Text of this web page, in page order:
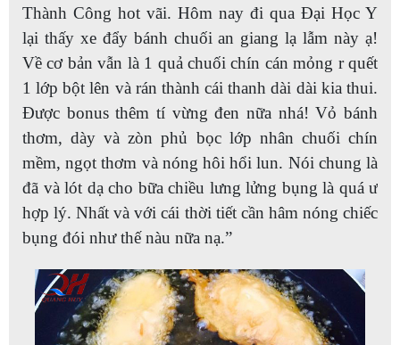
Thành Công hot vãi. Hôm nay đi qua Đại Học Y
lại thấy xe đẩy bánh chuối an giang lạ lẫm này ạ!
Về cơ bản vẫn là 1 quả chuối chín cán mỏng r quết
1 lớp bột lên và rán thành cái thanh dài dài kia thui.
Được bonus thêm tí vừng đen nữa nhá! Vỏ bánh
thơm, dày và zòn phủ bọc lớp nhân chuối chín
mềm, ngọt thơm và nóng hôi hổi lun. Nói chung là
đã và lót dạ cho bữa chiều lưng lửng bụng là quá ư
hợp lý. Nhất và với cái thời tiết cần hâm nóng chiếc
bụng đói như thế nàu nữa nạ.”